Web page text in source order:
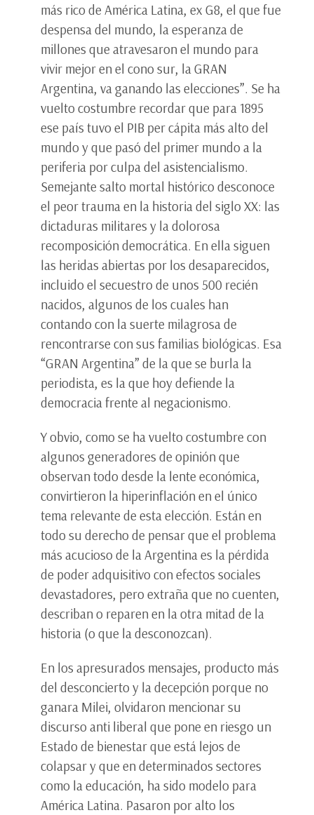
más rico de América Latina, ex G8, el que fue
despensa del mundo, la esperanza de
millones que atravesaron el mundo para
vivir mejor en el cono sur, la GRAN
Argentina, va ganando las elecciones”. Se ha
vuelto costumbre recordar que para 1895
ese país tuvo el PIB per cápita más alto del
mundo y que pasó del primer mundo a la
periferia por culpa del asistencialismo.
Semejante salto mortal histórico desconoce
el peor trauma en la historia del siglo XX: las
dictaduras militares y la dolorosa
recomposición democrática. En ella siguen
las heridas abiertas por los desaparecidos,
incluido el secuestro de unos 500 recién
nacidos, algunos de los cuales han
contando con la suerte milagrosa de
rencontrarse con sus familias biológicas. Esa
“GRAN Argentina” de la que se burla la
periodista, es la que hoy defiende la
democracia frente al negacionismo.
Y obvio, como se ha vuelto costumbre con
algunos generadores de opinión que
observan todo desde la lente económica,
convirtieron la hiperinflación en el único
tema relevante de esta elección. Están en
todo su derecho de pensar que el problema
más acucioso de la Argentina es la pérdida
de poder adquisitivo con efectos sociales
devastadores, pero extraña que no cuenten,
describan o reparen en la otra mitad de la
historia (o que la desconozcan).
En los apresurados mensajes, producto más
del desconcierto y la decepción porque no
ganara Milei, olvidaron mencionar su
discurso anti liberal que pone en riesgo un
Estado de bienestar que está lejos de
colapsar y que en determinados sectores
como la educación, ha sido modelo para
América Latina. Pasaron por alto los